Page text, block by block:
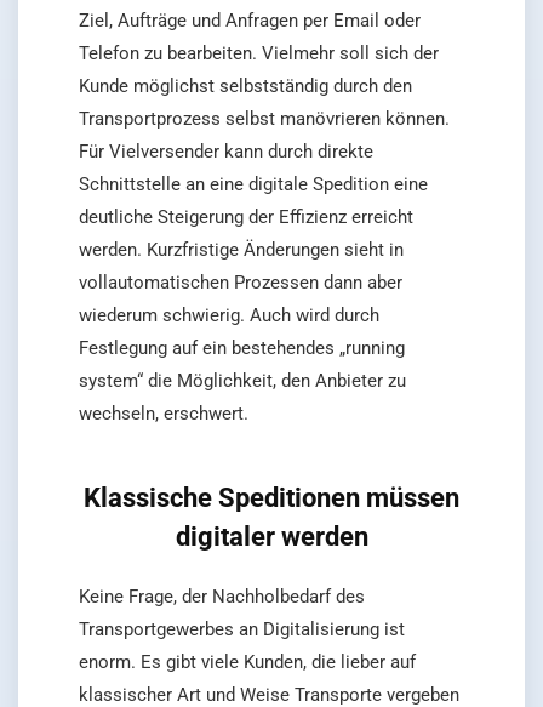
Ziel, Aufträge und Anfragen per Email oder
Telefon zu bearbeiten. Vielmehr soll sich der
Kunde möglichst selbstständig durch den
Transportprozess selbst manövrieren können.
Für Vielversender kann durch direkte
Schnittstelle an eine digitale Spedition eine
deutliche Steigerung der Effizienz erreicht
werden. Kurzfristige Änderungen sieht in
vollautomatischen Prozessen dann aber
wiederum schwierig. Auch wird durch
Festlegung auf ein bestehendes „running
system“ die Möglichkeit, den Anbieter zu
wechseln, erschwert.
Klassische Speditionen müssen
digitaler werden
Keine Frage, der Nachholbedarf des
Transportgewerbes an Digitalisierung ist
enorm. Es gibt viele Kunden, die lieber auf
klassischer Art und Weise Transporte vergeben